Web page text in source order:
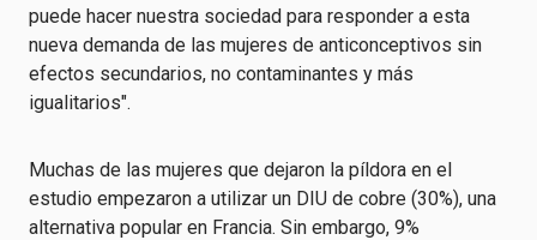
puede hacer nuestra sociedad para responder a esta
nueva demanda de las mujeres de anticonceptivos sin
efectos secundarios, no contaminantes y más
igualitarios".
Muchas de las mujeres que dejaron la píldora en el
estudio empezaron a utilizar un DIU de cobre (30%), una
alternativa popular en Francia. Sin embargo, 9%